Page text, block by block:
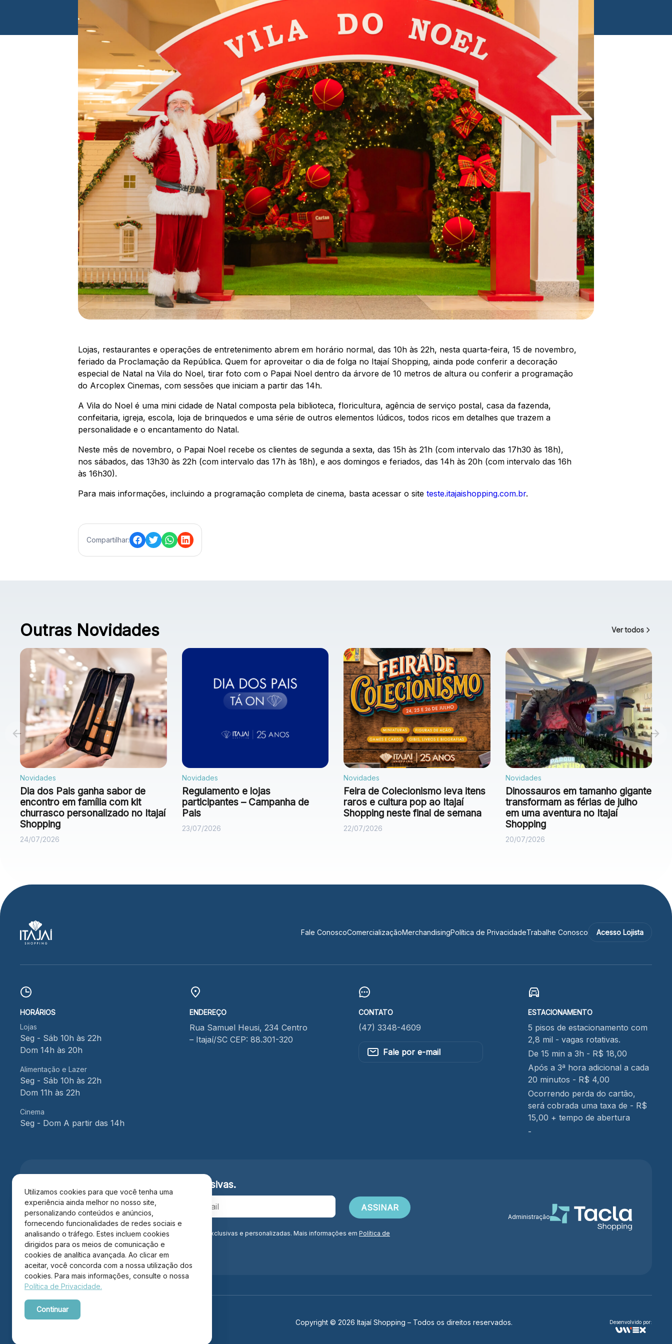
Utilizamos cookies para que você tenha uma
experiência ainda melhor no nosso site,
personalizando conteúdos e anúncios,
fornecendo funcionalidades de redes sociais e
analisando o tráfego. Estes incluem cookies
dirigidos para os meios de comunicação e
cookies de analítica avançada. Ao clicar em
aceitar, você concorda com a nossa utilização dos
cookies. Para mais informações, consulte o nossa
Política de Privacidade.
Continuar
Lojas, restaurantes e operações de entretenimento abrem em horário normal, das 10h às 22h, nesta quarta-feira, 15 de novembro,
feriado da Proclamação da República. Quem for aproveitar o dia de folga no Itajaí Shopping, ainda pode conferir a decoração
especial de Natal na Vila do Noel, tirar foto com o Papai Noel dentro da árvore de 10 metros de altura ou conferir a programação
do Arcoplex Cinemas, com sessões que iniciam a partir das 14h.
A Vila do Noel é uma mini cidade de Natal composta pela biblioteca, floricultura, agência de serviço postal, casa da fazenda,
confeitaria, igreja, escola, loja de brinquedos e uma série de outros elementos lúdicos, todos ricos em detalhes que trazem a
personalidade e o encantamento do Natal.
Neste mês de novembro, o Papai Noel recebe os clientes de segunda a sexta, das 15h às 21h (com intervalo das 17h30 às 18h),
nos sábados, das 13h30 às 22h (com intervalo das 17h às 18h), e aos domingos e feriados, das 14h às 20h (com intervalo das 16h
às 16h30).
Para mais informações, incluindo a programação completa de cinema, basta acessar o site teste.itajaishopping.com.br.
Compartilhar:
Outras Novidades Ver todos
Novidades
Dia dos Pais ganha sabor de
encontro em família com kit
churrasco personalizado no Itajaí
Shopping
24/07/2026
Novidades
Regulamento e lojas
participantes – Campanha de
Pais
23/07/2026
Novidades
Feira de Colecionismo leva itens
raros e cultura pop ao Itajaí
Shopping neste final de semana
22/07/2026
Novidades
Dinossauros em tamanho gigante
transformam as férias de julho
em uma aventura no Itajaí
Shopping
20/07/2026
Fale ConoscoComercializaçãoMerchandisingPolítica de PrivacidadeTrabalhe Conosco Acesso Lojista
HORÁRIOS
Lojas
Seg - Sáb 10h às 22h
Dom 14h às 20h
Alimentação e Lazer
Seg - Sáb 10h às 22h
Dom 11h às 22h
Cinema
Seg - Dom A partir das 14h
ENDEREÇO
Rua Samuel Heusi, 234 Centro
– Itajaí/SC CEP: 88.301-320
CONTATO
(47) 3348-4609
Fale por e-mail
ESTACIONAMENTO
5 pisos de estacionamento com
2,8 mil - vagas rotativas.
De 15 min a 3h - R$ 18,00
Após a 3ª hora adicional a cada
20 minutos - R$ 4,00
Ocorrendo perda do cartão,
será cobrada uma taxa de - R$
15,00 + tempo de abertura
-
vantagens exclusivas.
Ao se cadastrar você confirma em receber informações exclusivas e personalizadas. Mais informações em Política de
Privacidade.*
Administração
Copyright © 2026 Itajaí Shopping – Todos os direitos reservados. Desenvolvido por: